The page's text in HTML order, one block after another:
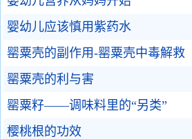
婴幼儿应该慎用紫药水
罂粟壳的副作用-罂粟壳中毒解救
罂粟壳的利与害
罂粟籽——调味料里的“另类”
樱桃根的功效